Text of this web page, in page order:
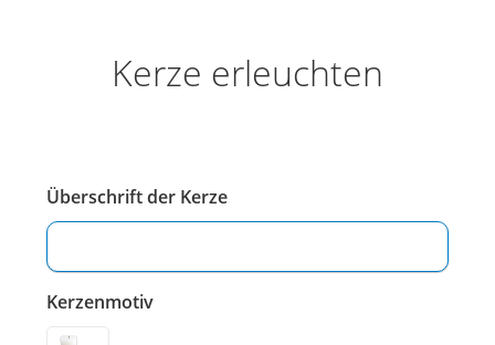
Kerze erleuchten
Überschrift der Kerze
Kerzenmotiv